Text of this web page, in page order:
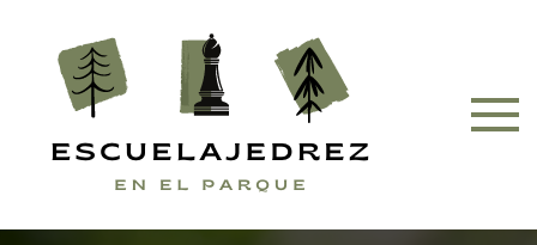
content